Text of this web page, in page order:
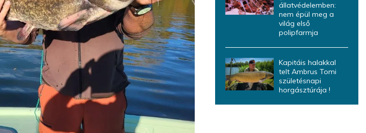
állatvédelemben:
nem épül meg a
világ első
polipfarmja
Kapitáis halakkal
telt Ambrus Tomi
születésnapi
horgásztúrája !